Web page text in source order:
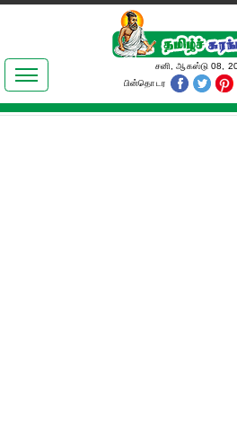
இலக்கியங்கள்
தமிழ் உலகம்
சனி, ஆகஸ்டு 08,
பின்தொடர